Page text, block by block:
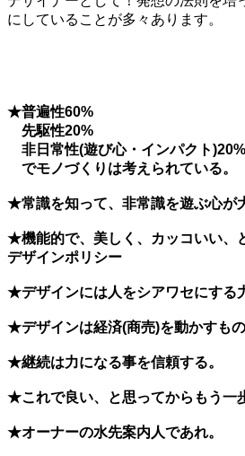
にしていることが多々あります。
★普遍性60%
先駆性20%
非日常性(遊び心・インパクト)20%
でモノづくりは考えられている。
★常識を知って、非常識を遊ぶ心が
★機能的で、美しく、カッコいい、
デザインポリシー
★デザインには人をシアワセにする
★デザインは経済(商売)を動かすもの
★継続は力になる事を信頼する。
★これで良い、と思ってからもう一
★オーナーの水先案内人であれ。